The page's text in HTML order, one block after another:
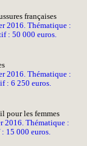
françaises
2016. Thématique :
: 50 000 euros.
2016. Thématique :
: 6 250 euros.
pour les femmes
2016. Thématique :
15 000 euros.